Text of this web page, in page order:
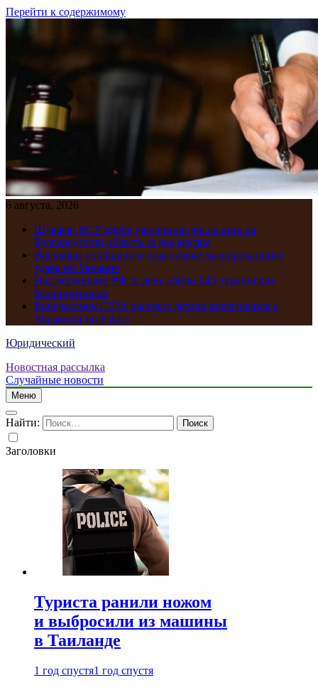
Перейти к содержимому
6 августа, 2026
Шуваев: ВСУ вдвое увеличили число атак на
Белгородскую область за два месяца
Военкоры сообщили о подготовке массированного
удара по Украине
Над регионами РФ за день сбили 245 украинских
беспилотников
Конгрессмен США раскрыл детали переговоров с
Украиной по Patriot
Юридический
Новостная рассылка
Случайные новости
Меню
Найти:
Заголовки
Туриста ранили ножом
и выбросили из машины
в Таиланде
1 год спустя1 год спустя